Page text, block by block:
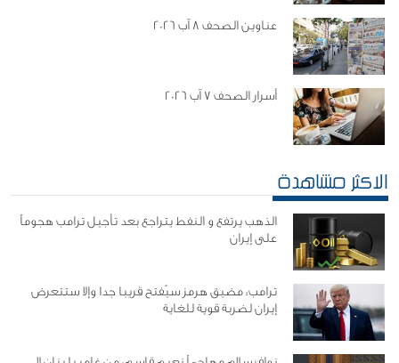
عناوين الصحف 8 آب 2026
أسرار الصحف 7 آب 2026
الاكثر مشاهدة
الذهب يرتفع و النفط يتراجع بعد تأجيل ترامب هجوماً
على إيران
ترامب: مضيق هرمز سيُفتح قريبا جدا وإلا ستتعرض
إيران لضربة قوية للغاية